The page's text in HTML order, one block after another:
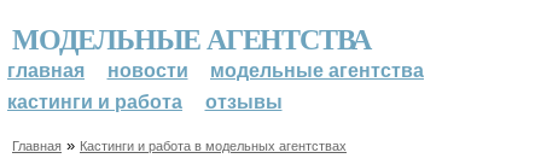
МОДЕЛЬНЫЕ АГЕНТСТВА
главная новости
модельные агентства
кастинги и работа
отзывы
Главная » Кастинги и работа в модельных агентствах